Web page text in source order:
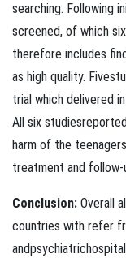
searching. Following
screened, of which
therefore includes
as high quality.
trial which delivered
All six
harm of the
treatment and follow-
Conclusion: Overall
countries with refer